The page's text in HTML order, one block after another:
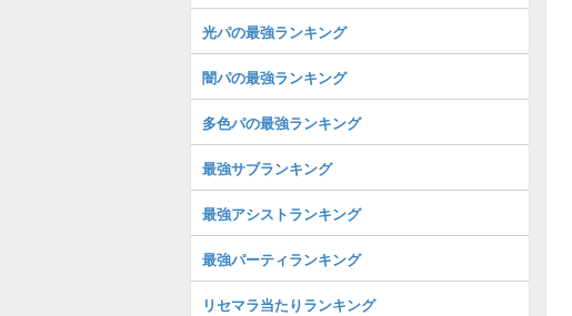
光パの最強ランキング
闇パの最強ランキング
多色パの最強ランキング
最強サブランキング
最強アシストランキング
最強パーティランキング
リセマラ当たりランキング